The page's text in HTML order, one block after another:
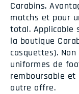
Carabins.
matchs et pour
total. Applicable
la boutique
casquettes).
uniformes de
remboursable et
autre offre.